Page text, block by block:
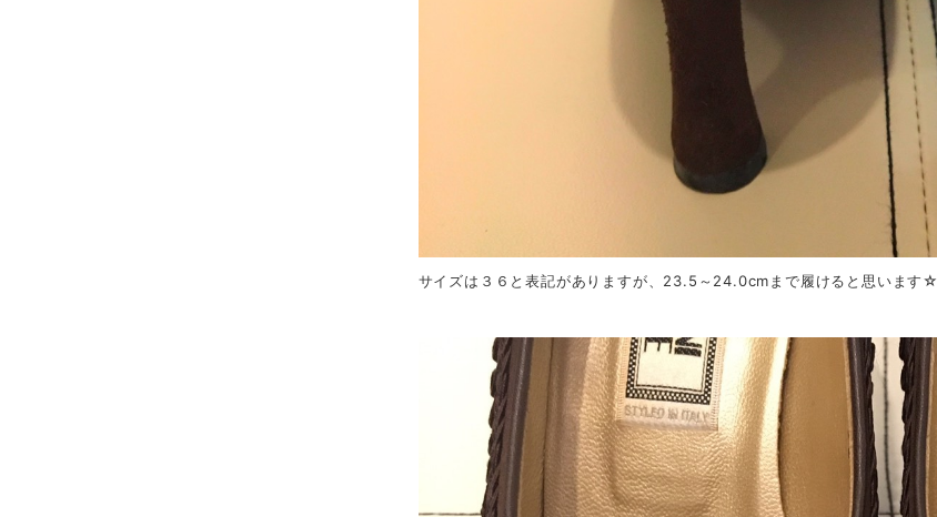
サイズは３６と表記がありますが、23.5～24.0cmまで履けると思います☆